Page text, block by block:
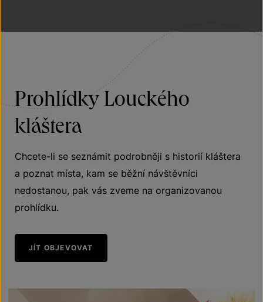
Prohlídky Louckého
kláštera
Chcete-li se seznámit podrobněji s historií kláštera
a poznat místa, kam se běžní návštěvníci
nedostanou, pak vás zveme na organizovanou
prohlídku.
JÍT OBJEVOVAT